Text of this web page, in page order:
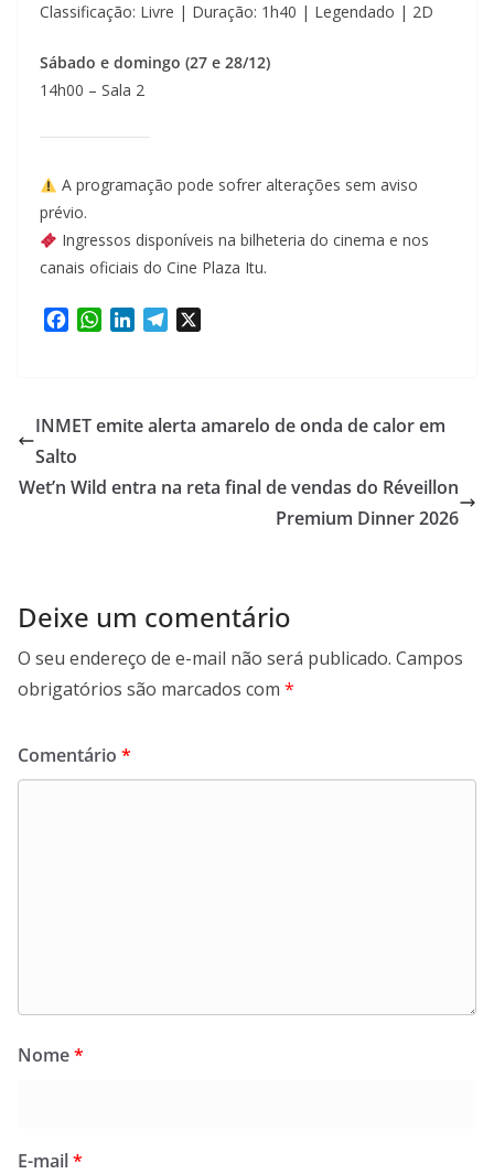
Classificação: Livre | Duração: 1h40 | Legendado | 2D
Sábado e domingo (27 e 28/12)
14h00 – Sala 2
A programação pode sofrer alterações sem aviso
prévio.
Ingressos disponíveis na bilheteria do cinema e nos
canais oficiais do Cine Plaza Itu.
b
o
o
k
W
s
A
p
e
d
n
g
r
m
INMET emite alerta amarelo de onda de calor em
Salto
Wet’n Wild entra na reta final de vendas do Réveillon
Premium Dinner 2026
Deixe um comentário
O seu endereço de e-mail não será publicado. Campos
obrigatórios são marcados com *
Comentário *
Nome*
E-mail*